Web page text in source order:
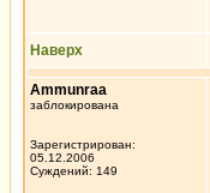
Наверх
Ammunraa
заблокирована
Зарегистрирован:
05.12.2006
Суждений: 149